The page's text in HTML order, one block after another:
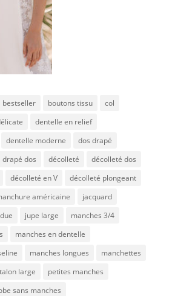
bestseller boutons tissu
col
dentelle en relief
dentelle moderne
dos drapé
drapé dos décolleté
décolleté dos
décolleté en V
décolleté plongeant
américaine
jacquard
jupe large
manches 3/4
manches en dentelle
manches longues
manchettes
large
petites manches
sans manches